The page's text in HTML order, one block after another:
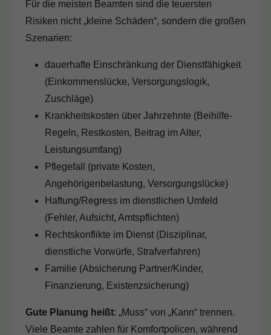
Für die meisten Beamten sind die teuersten
Risiken nicht „kleine Schäden“, sondern die großen
Szenarien:
dauerhafte Einschränkung der Dienstfähigkeit
(Einkommenslücke, Versorgungslogik,
Zuschläge)
Krankheitskosten über Jahrzehnte (Beihilfe-
Regeln, Restkosten, Beitrag im Alter,
Leistungsumfang)
Pflegefall (private Kosten,
Angehörigenbelastung, Versorgungslücke)
Haftung/Regress im dienstlichen Umfeld
(Fehler, Aufsicht, Amtspflichten)
Rechtskonflikte im Dienst (Disziplinar,
dienstliche Vorwürfe, Strafverfahren)
Familie (Absicherung Partner/Kinder,
Finanzierung, Existenzsicherung)
Gute Planung heißt: „Muss“ von „Kann“ trennen.
Viele Beamte zahlen für Komfortpolicen, während